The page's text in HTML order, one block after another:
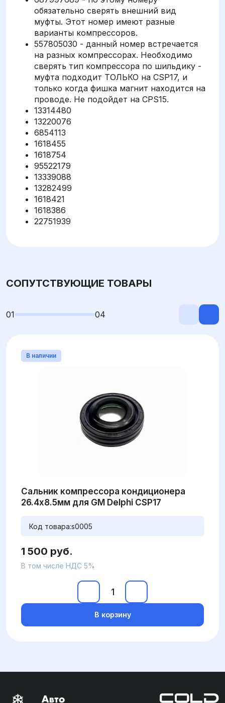
обязательно сверять внешний вид
муфты. Этот номер имеют разные
варианты компрессоров.
557805030 - данный номер встречается
на разных компрессорах. Необходимо
сверять тип компрессора по шильдику -
муфта подходит ТОЛЬКО на CSP17, и
только когда фишка магнит находится на
проводе. Не подойдет на CPS15.
13314480
13220076
6854113
1618455
1618754
95522179
13339088
13282499
1618421
1618386
22751939
СОПУТСТВУЮЩИЕ ТОВАРЫ
01 04
В наличии
Сальник компрессора кондиционера
26.4x8.5мм для GM Delphi CSP17
Код товара:s0005
1 500 руб.
В том числе НДС 5%
В корзину